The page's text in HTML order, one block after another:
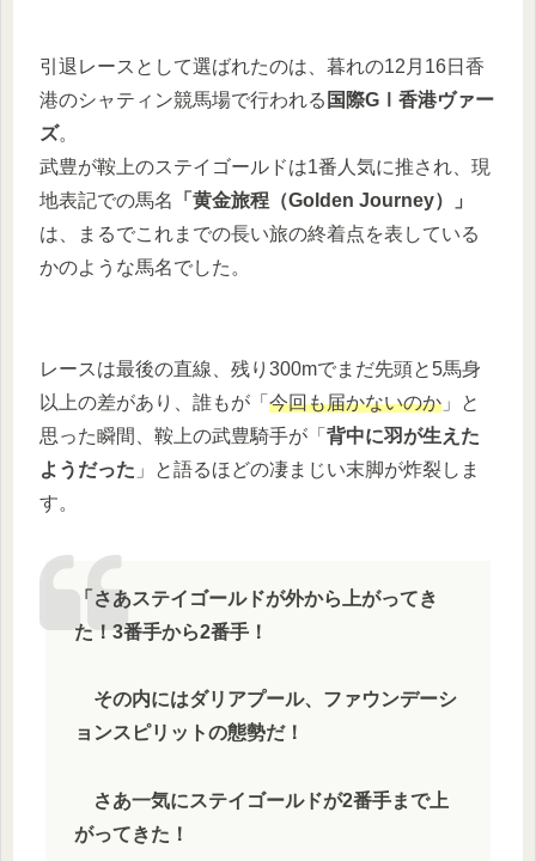
引退レースとして選ばれたのは、暮れの12月16日香
港のシャティン競馬場で行われる 国際GⅠ香港ヴァー
ズ。
武豊が鞍上のステイゴールドは1番人気に推され、現
地表記での馬名
「黄金旅程（Golden Journey）」
は、まるでこれまでの長い旅の終着点を表している
かのような馬名でした。
レースは最後の直線、残り300mでまだ先頭と5馬身
以上の差があり、誰もが「 今回も届かないのか 」と
思った瞬間、鞍上の武豊騎手が「 背中に羽が生えた
ようだった 」と語るほどの凄まじい末脚が炸裂しま
す。
「さあステイゴールドが外から上がってき
た！3番手から2番手！
その内にはダリアプール、ファウンデーシ
ョンスピリットの態勢だ！
さあ一気にステイゴールドが2番手まで上
がってきた！